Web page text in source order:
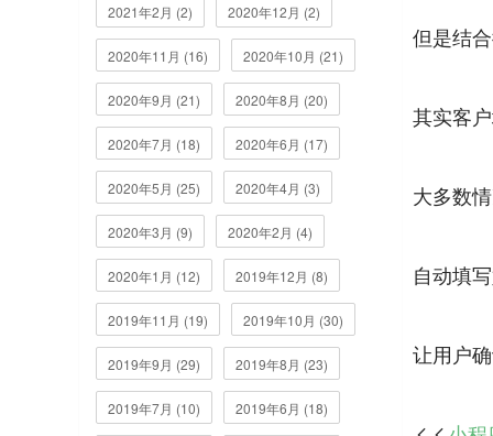
2021年2月 (2) 2020年12月 (2)
2020年11月 (16) 2020年10月 (21)
2020年9月 (21) 2020年8月 (20)
2020年7月 (18) 2020年6月 (17)
2020年5月 (25) 2020年4月 (3)
2020年3月 (9) 2020年2月 (4)
2020年1月 (12) 2019年12月 (8)
2019年11月 (19) 2019年10月 (30)
2019年9月 (29) 2019年8月 (23)
2019年7月 (10) 2019年6月 (18)
但是结
其实客
大多数
自动填